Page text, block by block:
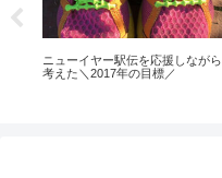
50代女性トライアスリート／スイ
ム・バイク・ラン練習記録【2024